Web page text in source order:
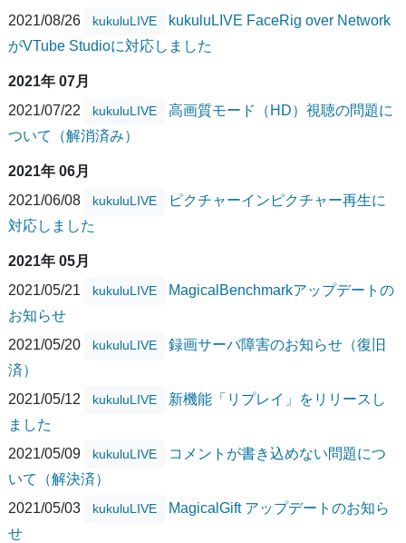
2021/08/26
kukuluLIVE
kukuluLIVE FaceRig over Network
がVTube Studioに対応しました
2021年 07月
2021/07/22
kukuluLIVE
高画質モード（HD）視聴の問題に
ついて（解消済み）
2021年 06月
2021/06/08
kukuluLIVE
ピクチャーインピクチャー再生に
対応しました
2021年 05月
2021/05/21
kukuluLIVE
MagicalBenchmarkアップデートの
お知らせ
2021/05/20
kukuluLIVE
録画サーバ障害のお知らせ（復旧
済）
2021/05/12
kukuluLIVE
新機能「リプレイ」をリリースし
ました
2021/05/09
kukuluLIVE
コメントが書き込めない問題につ
いて（解決済）
2021/05/03
kukuluLIVE
MagicalGift アップデートのお知ら
せ